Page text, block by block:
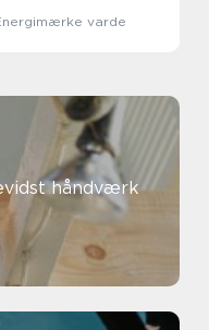
varde
håndværk